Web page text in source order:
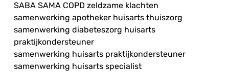
SABA SAMA COPD zeldzame klachten
samenwerking apotheker huisarts thuiszorg
samenwerking diabeteszorg huisarts
praktijkondersteuner
samenwerking huisarts praktijkondersteuner
samenwerking huisarts specialist